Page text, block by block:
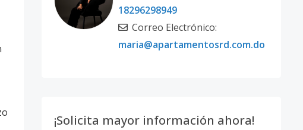
18296298949
Correo Electrónico:
maria@apartamentosrd.com.do
¡Solicita mayor información ahora!